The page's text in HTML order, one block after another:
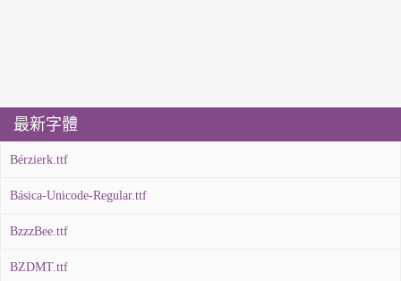
最新字體
Bérzierk.ttf
Básica-Unicode-Regular.ttf
BzzzBee.ttf
BZDMT.ttf